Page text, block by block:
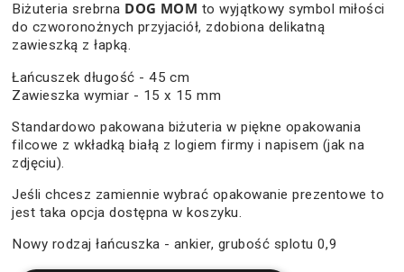
Biżuteria srebrna DOG MOM to wyjątkowy symbol miłości
do czworonożnych przyjaciół, zdobiona delikatną
zawieszką z łapką.
Łańcuszek długość - 45 cm
Zawieszka wymiar - 15 x 15 mm
Standardowo pakowana biżuteria w piękne opakowania
filcowe z wkładką białą z logiem firmy i napisem (jak na
zdjęciu).
Jeśli chcesz zamiennie wybrać opakowanie prezentowe to
jest taka opcja dostępna w koszyku.
Nowy rodzaj łańcuszka - ankier, grubość splotu 0,9